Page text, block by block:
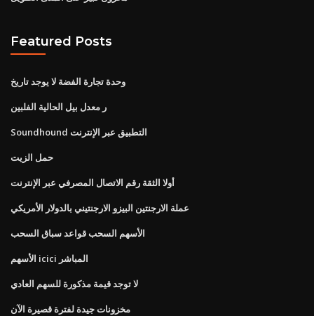
Featured Posts
وحدة تجارة الفضة لا يوجد تاريخ
ر معدل بيل الحالية الفلبين
Soundhound التطبيق عبر الإنترنت
حمل الزيت
أولا الثقة رقم الاتصال المصرفي عبر الإنترنت
عملة الارجنتين البيزو الارجنتيني بالدولار الأمريكي
الأسهم السحب قواعد سباق السحب
الأسهم icici المباشر
لا توجد قيمة مذكورة للسهم العادي
مخزونات جيدة لفترة قصيرة الآن